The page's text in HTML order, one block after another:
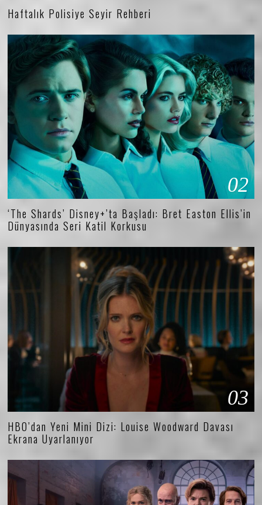
Haftalık Polisiye Seyir Rehberi
02
‘The Shards’ Disney+’ta Başladı: Bret Easton Ellis’in
Dünyasında Seri Katil Korkusu
03
HBO’dan Yeni Mini Dizi: Louise Woodward Davası
Ekrana Uyarlanıyor